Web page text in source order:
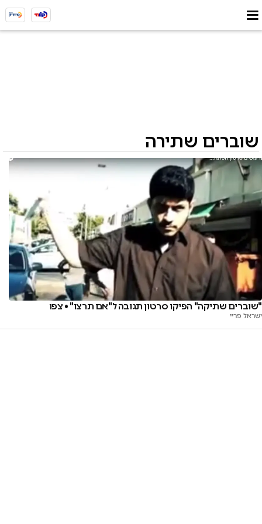
שוברים שתירה
"שוברים שתיקה" הפיקו סרטון תגובה ל"אם תרצו" • צפו
ישראל פריי